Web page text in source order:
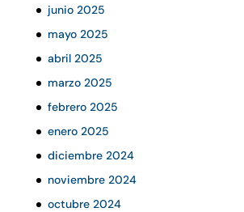
junio 2025
mayo 2025
abril 2025
marzo 2025
febrero 2025
enero 2025
diciembre 2024
noviembre 2024
octubre 2024